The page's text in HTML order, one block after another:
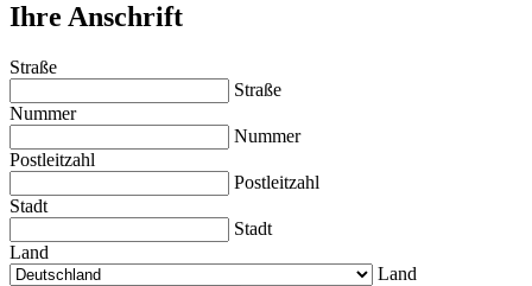
Ihre Anschrift
Straße
Straße
Nummer
Nummer
Postleitzahl
Postleitzahl
Stadt
Stadt
Land
Land